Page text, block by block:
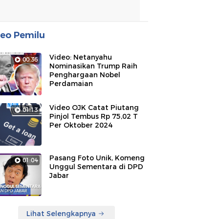
Pemilu
00:36
Video: Netanyahu
Nominasikan Trump Raih
Penghargaan Nobel
Perdamaian
01:13
Video OJK Catat Piutang
Pinjol Tembus Rp 75,02 T
Per Oktober 2024
01:04
Pasang Foto Unik, Komeng
Unggul Sementara di DPD
Jabar
Lihat Selengkapnya